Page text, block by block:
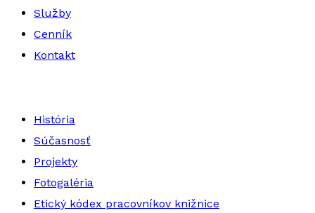
Služby
Cenník
Kontakt
História
Súčasnosť
Projekty
Fotogaléria
Etický kódex pracovníkov knižnice